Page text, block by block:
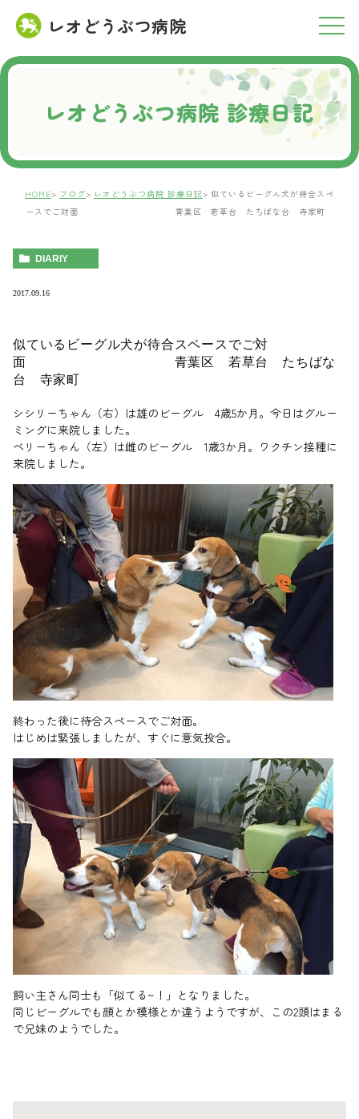
レオどうぶつ病院
RESERVATION
ご予約について
レオどうぶつ病院 診療日記
HOME ブログ レオどうぶつ病院 診療日記
似ているビーグル犬が待合スペ
ースでご対面 青葉区 若草台 たちばな台 寺家町
DIARIY
2017.09.16
似ているビーグル犬が待合スペースでご対
面 青葉区 若草台 たちばな
台 寺家町
シシリーちゃん（右）は雄のビーグル 4歳5か月。今日はグルー
ミングに来院しました。
ベリーちゃん（左）は雌のビーグル 1歳3か月。ワクチン接種に
来院しました。
終わった後に待合スペースでご対面。
はじめは緊張しましたが、すぐに意気投合。
飼い主さん同士も「似てる~！」となりました。
同じビーグルでも顔とか模様とか違うようですが、この2頭はまる
で兄妹のようでした。